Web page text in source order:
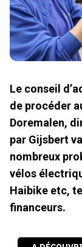
Le conseil
de procéder
Doremalen,
par Gijsbert
nombreux
vélos
Haibike etc,
financeurs.